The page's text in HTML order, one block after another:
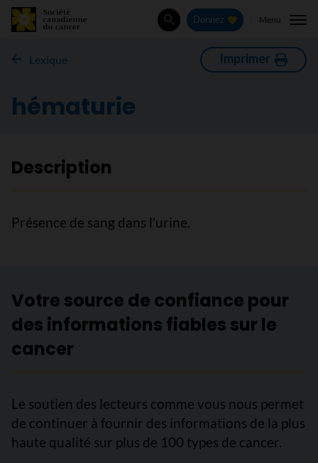
Rechercher
Donnez Menu
Lexique Imprimer
hématurie
Description
Présence de sang dans l’urine.
Votre source de confiance pour
des informations fiables sur le
cancer
Le soutien des lecteurs comme vous nous permet
de continuer à fournir des informations de la plus
haute qualité sur plus de 100 types de cancer.